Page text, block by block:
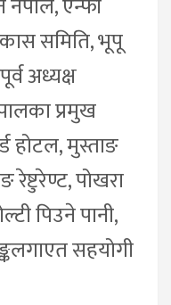
नेपाल, एन्फा
समिति, भूपू
अध्यक्ष
प्रमुख
होटल, मुस्ताङ
पोखरा
पिउने पानी,
सहयोगी